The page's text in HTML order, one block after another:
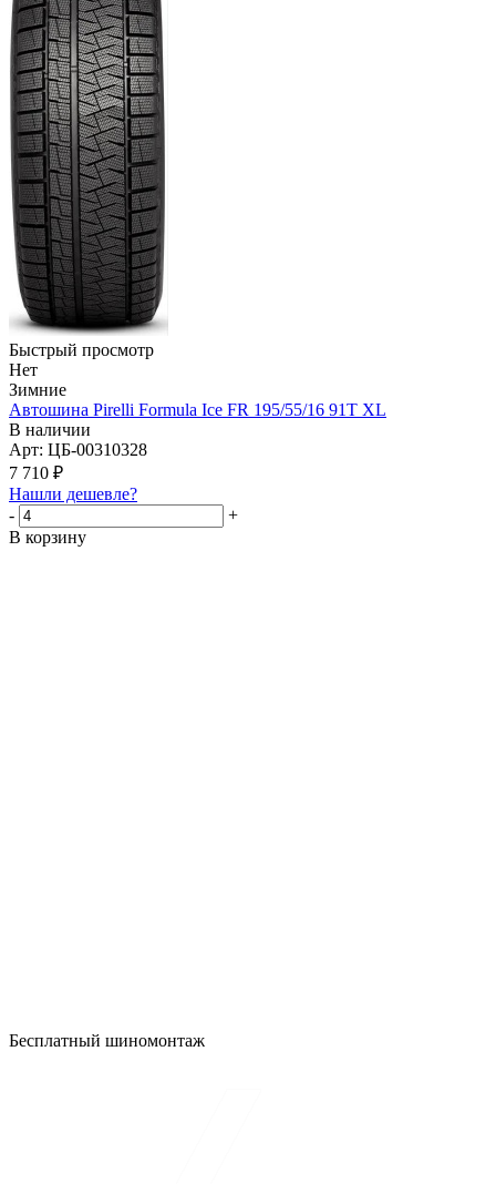
Быстрый просмотр
Нет
Зимние
Автошина Pirelli Formula Ice FR 195/55/16 91T XL
В наличии
Арт: ЦБ-00310328
7 710 ₽
Нашли дешевле?
-
+
В корзину
Бесплатный шиномонтаж